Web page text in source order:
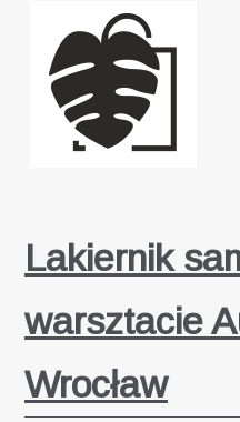
Lakiernik
warsztacie
Wrocław